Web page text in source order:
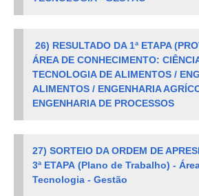
26) RESULTADO DA 1ª ETAPA
ÁREA DE CONHECIMENTO:
TECNOLOGIA DE ALIMENTOS /
ALIMENTOS / ENGENHARIA
ENGENHARIA DE PROCESSOS
27) SORTEIO DA ORDEM DE
3ª ETAPA(Plano de Trabalho) -
Tecnologia - Gestão